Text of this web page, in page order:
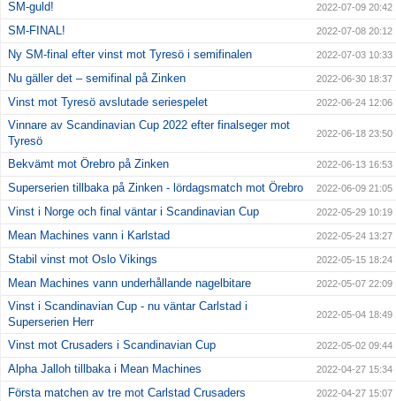
SM-guld! 2022-07-09 20:42
SM-FINAL! 2022-07-08 20:12
Ny SM-final efter vinst mot Tyresö i semifinalen 2022-07-03 10:33
Nu gäller det – semifinal på Zinken 2022-06-30 18:37
Vinst mot Tyresö avslutade seriespelet 2022-06-24 12:06
Vinnare av Scandinavian Cup 2022 efter finalseger mot
Tyresö
2022-06-18 23:50
Bekvämt mot Örebro på Zinken 2022-06-13 16:53
Superserien tillbaka på Zinken - lördagsmatch mot Örebro 2022-06-09 21:05
Vinst i Norge och final väntar i Scandinavian Cup 2022-05-29 10:19
Mean Machines vann i Karlstad 2022-05-24 13:27
Stabil vinst mot Oslo Vikings 2022-05-15 18:24
Mean Machines vann underhållande nagelbitare 2022-05-07 22:09
Vinst i Scandinavian Cup - nu väntar Carlstad i
Superserien Herr
2022-05-04 18:49
Vinst mot Crusaders i Scandinavian Cup 2022-05-02 09:44
Alpha Jalloh tillbaka i Mean Machines 2022-04-27 15:34
Första matchen av tre mot Carlstad Crusaders 2022-04-27 15:07